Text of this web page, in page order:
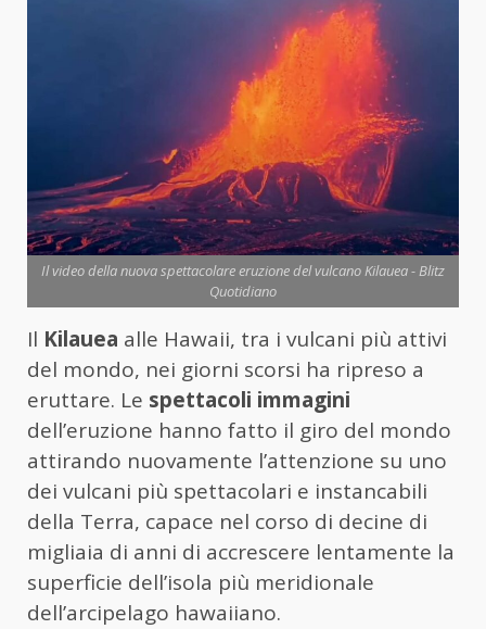
Il video della nuova spettacolare eruzione del vulcano Kilauea - Blitz
Quotidiano
Il Kilauea alle Hawaii, tra i vulcani più attivi
del mondo, nei giorni scorsi ha ripreso a
eruttare. Le spettacoli immagini
dell’eruzione hanno fatto il giro del mondo
attirando nuovamente l’attenzione su uno
dei vulcani più spettacolari e instancabili
della Terra, capace nel corso di decine di
migliaia di anni di accrescere lentamente la
superficie dell’isola più meridionale
dell’arcipelago hawaiiano.